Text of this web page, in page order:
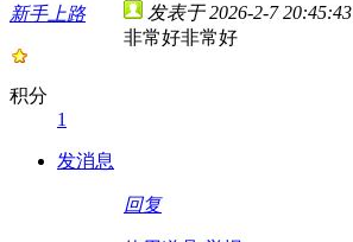
新手上路
积分
1
发消息
发表于 2026-2-7 20:45:43
非常好非常好
回复